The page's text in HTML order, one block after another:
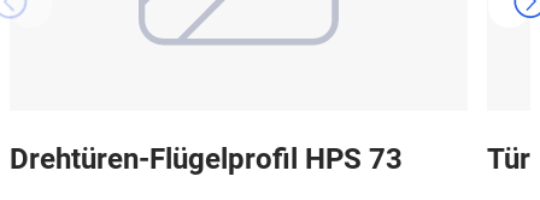
Drehtüren-Flügelprofil HPS 73